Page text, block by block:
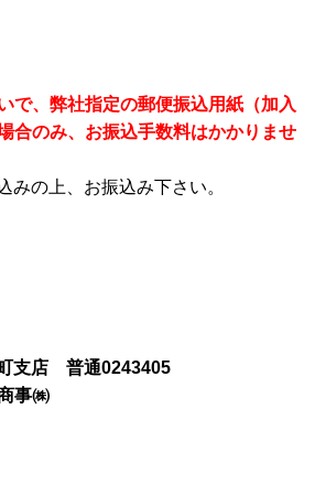
で、弊社指定の郵便振込用紙（加入
合のみ、お振込手数料はかかりませ
みの上、お振込み下さい。
支店 普通0243405
事㈱